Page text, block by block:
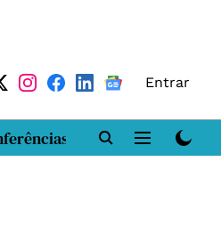
Entrar
DN LAB